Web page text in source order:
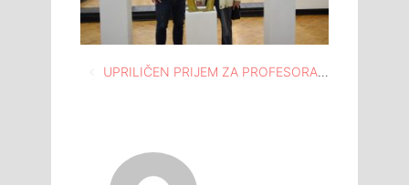
Navigacija
UPRILIČEN PRIJEM ZA PROFESORA SREĆKA GALIĆA U MEĐUNARODNOJ GALERIJI PORTRETA TUZLA